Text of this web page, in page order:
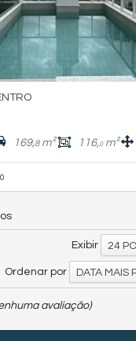
169,8m² 116,0m²
Exibir 24
Ordenar por DATA MAIS
avaliação)